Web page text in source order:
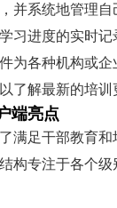
并系统地管理自
习进度的实时
为各种机构或
了解最新的培
端亮点
满足干部教育
构专注于各个